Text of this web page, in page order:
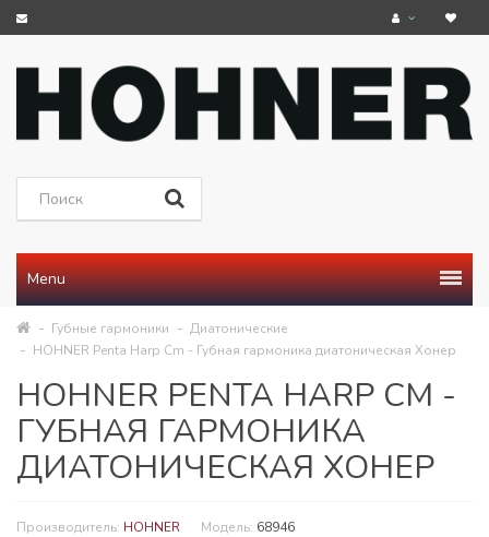
Menu
Губные гармоники
Диатонические
HOHNER Penta Harp Cm - Губная гармоника диатоническая Хонер
HOHNER PENTA HARP CM -
ГУБНАЯ ГАРМОНИКА
ДИАТОНИЧЕСКАЯ ХОНЕР
Производитель: HOHNER Модель: 68946